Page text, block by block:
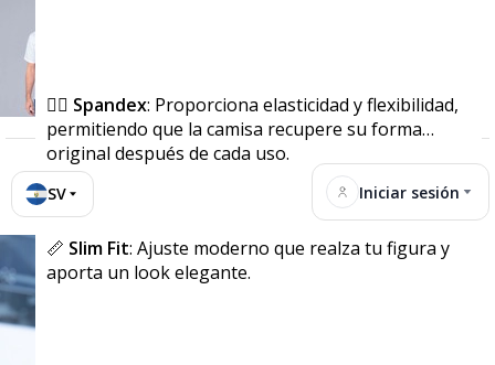
SV Iniciar sesión
🏃‍♂️ Spandex: Proporciona elasticidad y flexibilidad,
permitiendo que la camisa recupere su forma
original después de cada uso.
📏 Slim Fit: Ajuste moderno que realza tu figura y
aporta un look elegante.